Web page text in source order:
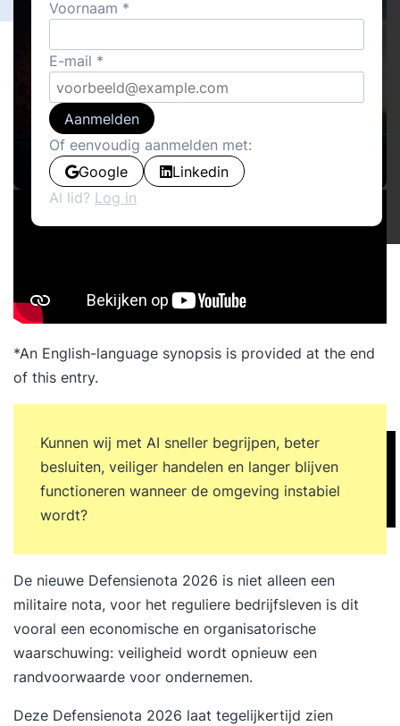
*An English-language synopsis is provided at the end
of this entry.
Kunnen wij met AI sneller begrijpen, beter
besluiten, veiliger handelen en langer blijven
functioneren wanneer de omgeving instabiel
wordt?
De nieuwe Defensienota 2026 is niet alleen een
militaire nota, voor het reguliere bedrijfsleven is dit
vooral een economische en organisatorische
waarschuwing: veiligheid wordt opnieuw een
randvoorwaarde voor ondernemen.
Deze Defensienota 2026 laat tegelijkertijd zien
Voornaam
E-mail
Aanmelden
Of eenvoudig aanmelden met:
Google
Linkedin
Al lid? Log in